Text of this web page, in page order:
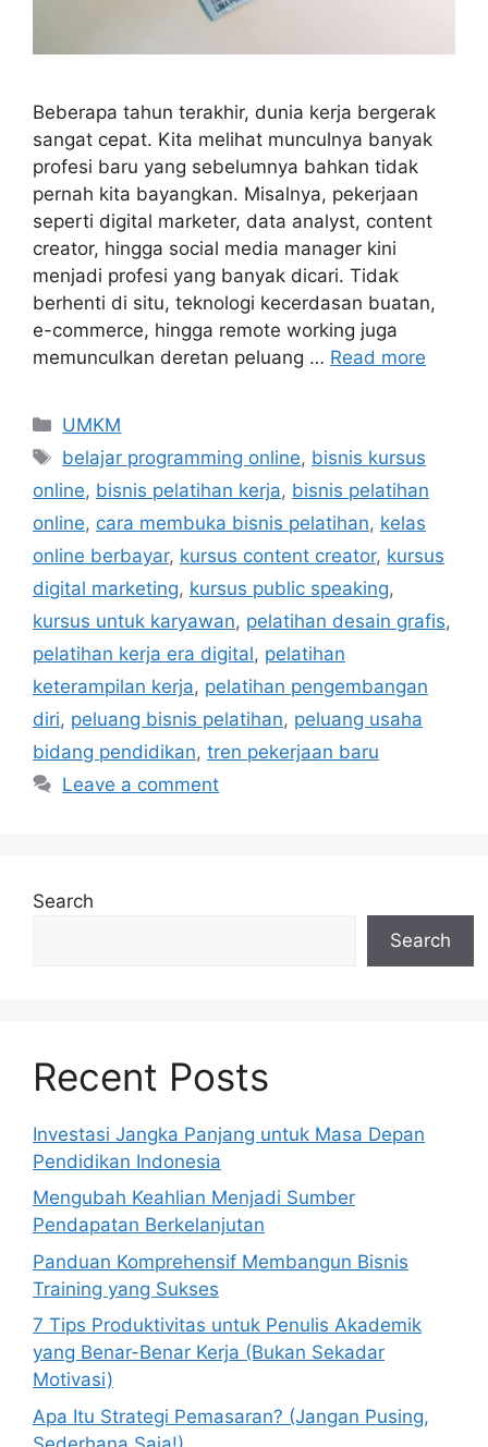
Beberapa tahun terakhir, dunia kerja bergerak
sangat cepat. Kita melihat munculnya banyak
profesi baru yang sebelumnya bahkan tidak
pernah kita bayangkan. Misalnya, pekerjaan
seperti digital marketer, data analyst, content
creator, hingga social media manager kini
menjadi profesi yang banyak dicari. Tidak
berhenti di situ, teknologi kecerdasan buatan,
e-commerce, hingga remote working juga
memunculkan deretan peluang … Read more
UMKM
belajar programming online, bisnis kursus
online, bisnis pelatihan kerja, bisnis pelatihan
online, cara membuka bisnis pelatihan, kelas
online berbayar, kursus content creator, kursus
digital marketing, kursus public speaking,
kursus untuk karyawan, pelatihan desain grafis,
pelatihan kerja era digital, pelatihan
keterampilan kerja, pelatihan pengembangan
diri, peluang bisnis pelatihan, peluang usaha
bidang pendidikan, tren pekerjaan baru
Leave a comment
Search
Search
Recent Posts
Investasi Jangka Panjang untuk Masa Depan
Pendidikan Indonesia
Mengubah Keahlian Menjadi Sumber
Pendapatan Berkelanjutan
Panduan Komprehensif Membangun Bisnis
Training yang Sukses
7 Tips Produktivitas untuk Penulis Akademik
yang Benar-Benar Kerja (Bukan Sekadar
Motivasi)
Apa Itu Strategi Pemasaran? (Jangan Pusing,